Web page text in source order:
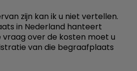
zijn kan ik u niet vertellen.
in Nederland hanteert
vraag over de kosten moet u
van die begraafplaats